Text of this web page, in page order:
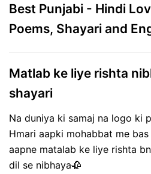
Best Punjabi - Hindi
Poems, Shayari and
Matlab ke liye rishta
shayari
Na duniya ki samaj na logo ki
Hmari aapki mohabbat me
aapne matalab ke liye rishta
dil se nibhaya🥀